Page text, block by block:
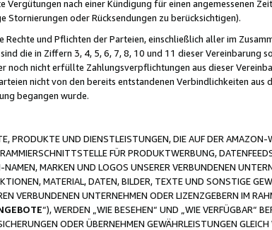
nach einer Kündigung für einen angemessenen
oder Rücksendungen zu berücksichtigen).
und Pflichten der Parteien, einschließlich aller im
die in Ziffern 3, 4, 5, 6, 7, 8, 10 und 11 dieser Vereinbarung
noch nicht erfüllte Zahlungsverpflichtungen aus dieser
nicht von den bereits entstandenen Verbindlichkeiten aus
begangen wurde.
PRODUKTE UND DIENSTLEISTUNGEN, DIE AUF DER
FÜR PRODUKTWERBUNG,
MARKEN UND LOGOS UNSERER VERBUNDENEN
MATERIAL, DATEN, BILDER, TEXTE UND SONSTIGE
VERBUNDENEN UNTERNEHMEN ODER LIZENZGEBERN IM
“), WERDEN „WIE BESEHEN“ UND „WIE VERFÜGBAR“
ODER ÜBERNEHMEN GEWÄHRLEISTUNGEN